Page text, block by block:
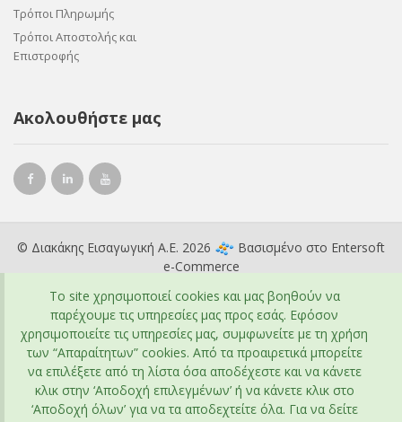
Τρόποι Πληρωμής
Τρόποι Αποστολής και
Επιστροφής
Ακολουθήστε μας
© Διακάκης Εισαγωγική Α.Ε. 2026 Βασισμένο στο Entersoft
e-Commerce
To site χρησιμοποιεί cookies και μας βοηθούν να
παρέχουμε τις υπηρεσίες μας προς εσάς. Εφόσον
χρησιμοποιείτε τις υπηρεσίες μας, συμφωνείτε με τη χρήση
των “Απαραίτητων” cookies. Από τα προαιρετικά μπορείτε
να επιλέξετε από τη λίστα όσα αποδέχεστε και να κάνετε
κλικ στην ‘Αποδοχή επιλεγμένων’ ή να κάνετε κλικ στο
‘Αποδοχή όλων’ για να τα αποδεχτείτε όλα. Για να δείτε